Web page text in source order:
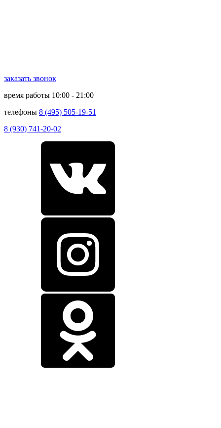
заказать звонок
время работы 10:00 - 21:00
телефоны 8 (495) 505-19-51
8 (930) 741-20-02